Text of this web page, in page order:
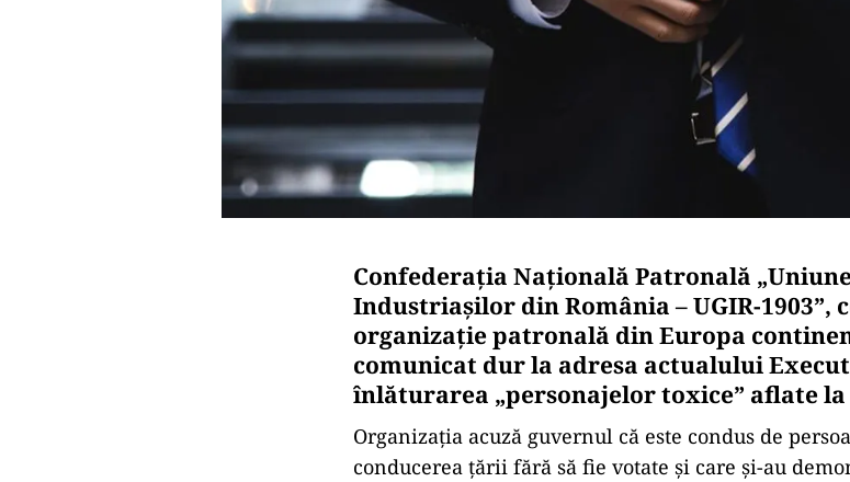
Confederaţia Naţională Patronală
Industriașilor din România – UGIR-1903”,
organizație patronală din Europa
comunicat dur la adresa actualului
înlăturarea „personajelor toxice” aflate
Organizația acuză guvernul că este condus de
conducerea țării fără să fie votate și care și-au